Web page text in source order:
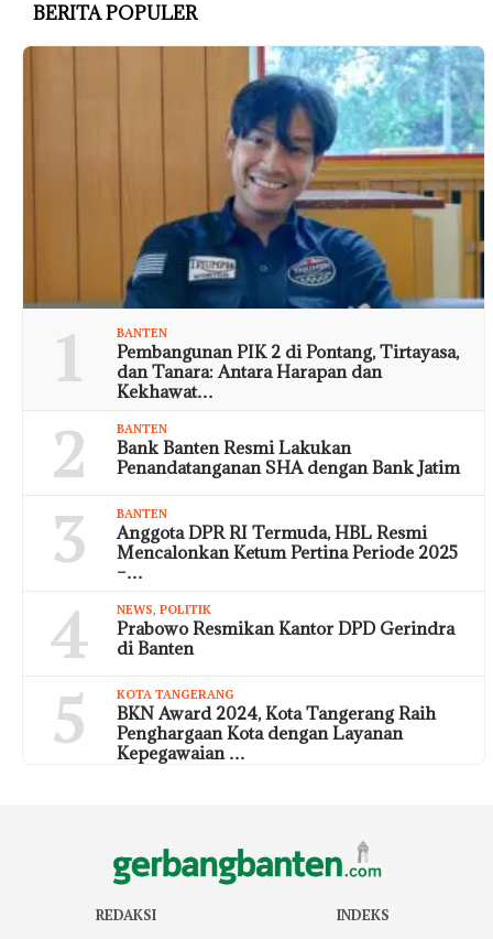
BERITA POPULER
1 BANTEN
Pembangunan PIK 2 di Pontang, Tirtayasa,
dan Tanara: Antara Harapan dan
Kekhawat…
2 BANTEN
Bank Banten Resmi Lakukan
Penandatanganan SHA dengan Bank Jatim
3 BANTEN
Anggota DPR RI Termuda, HBL Resmi
Mencalonkan Ketum Pertina Periode 2025
–…
4 NEWS, POLITIK
Prabowo Resmikan Kantor DPD Gerindra
di Banten
5 KOTA TANGERANG
BKN Award 2024, Kota Tangerang Raih
Penghargaan Kota dengan Layanan
Kepegawaian …
REDAKSI
INDEKS